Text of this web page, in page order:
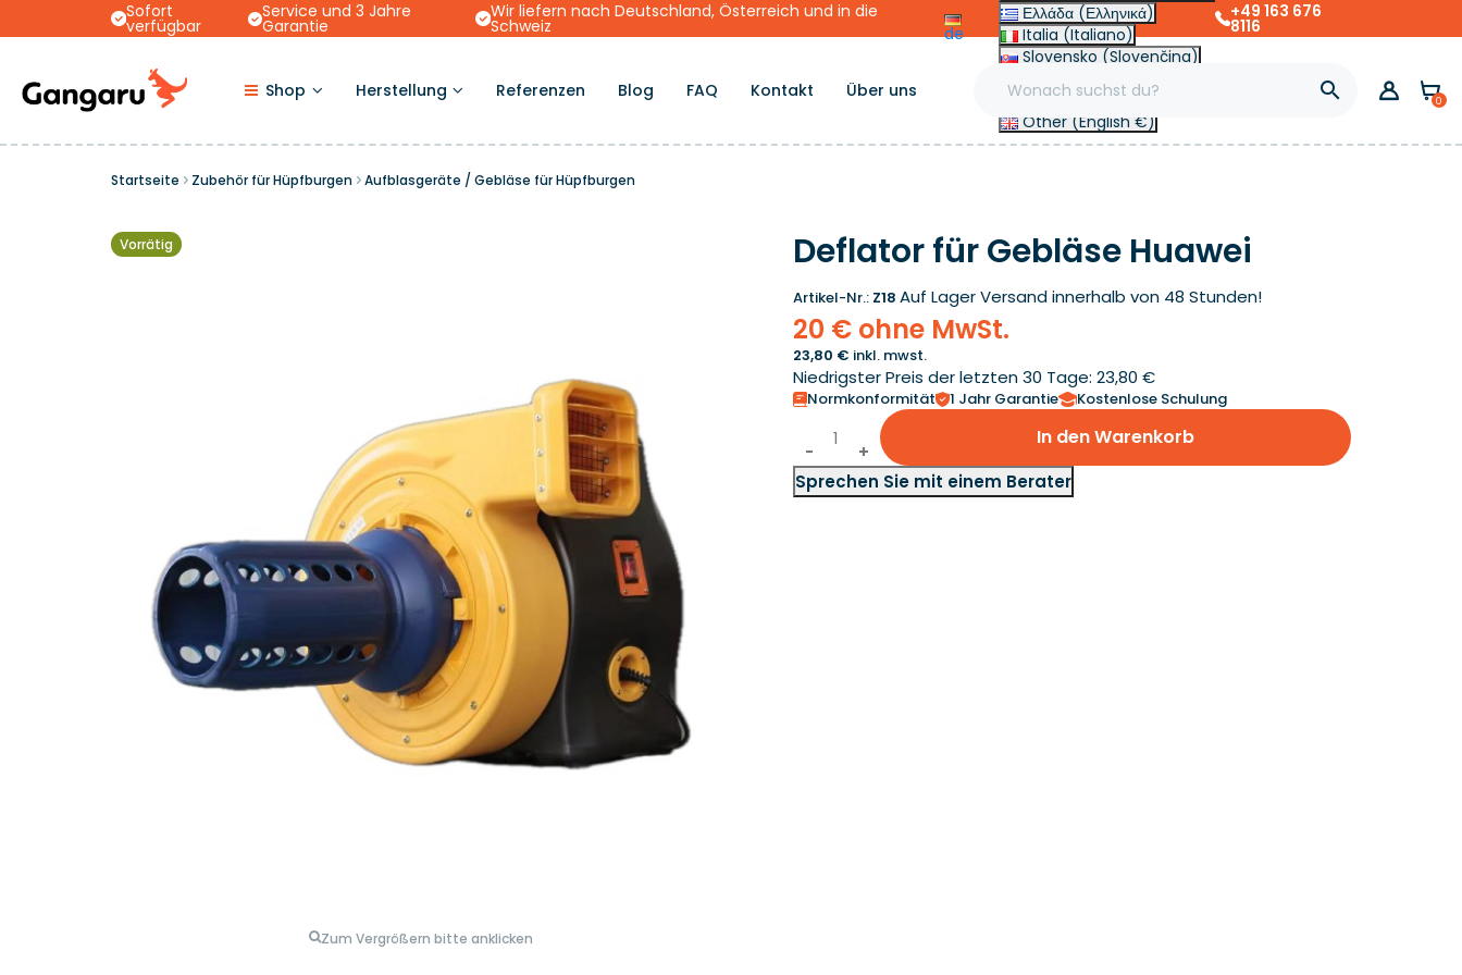
Sofort
verfügbar
Service und 3 Jahre
Garantie
Wir liefern nach Deutschland, Österreich und in die
Schweiz de
Ελλάδα (Ελληνικά)
Italia (Italiano)
Slovensko (Slovenčina)
France (Français)
Magyarország (Magyar)
Other (English €)
+49 163 676
8116
Shop Herstellung Referenzen Blog FAQ Kontakt Über uns  0
Startseite Zubehör für Hüpfburgen Aufblasgeräte / Gebläse für Hüpfburgen
Vorrätig
Zum Vergrößern bitte anklicken
Deflator für Gebläse Huawei
Artikel-Nr.: Z18 Auf LagerVersand innerhalb von 48 Stunden!
20 € ohne MwSt.
23,80 € inkl. mwst.
Niedrigster Preis der letzten 30 Tage: 23,80 €
Normkonformität 1 Jahr Garantie Kostenlose Schulung
In den Warenkorb
Sprechen Sie mit einem Berater